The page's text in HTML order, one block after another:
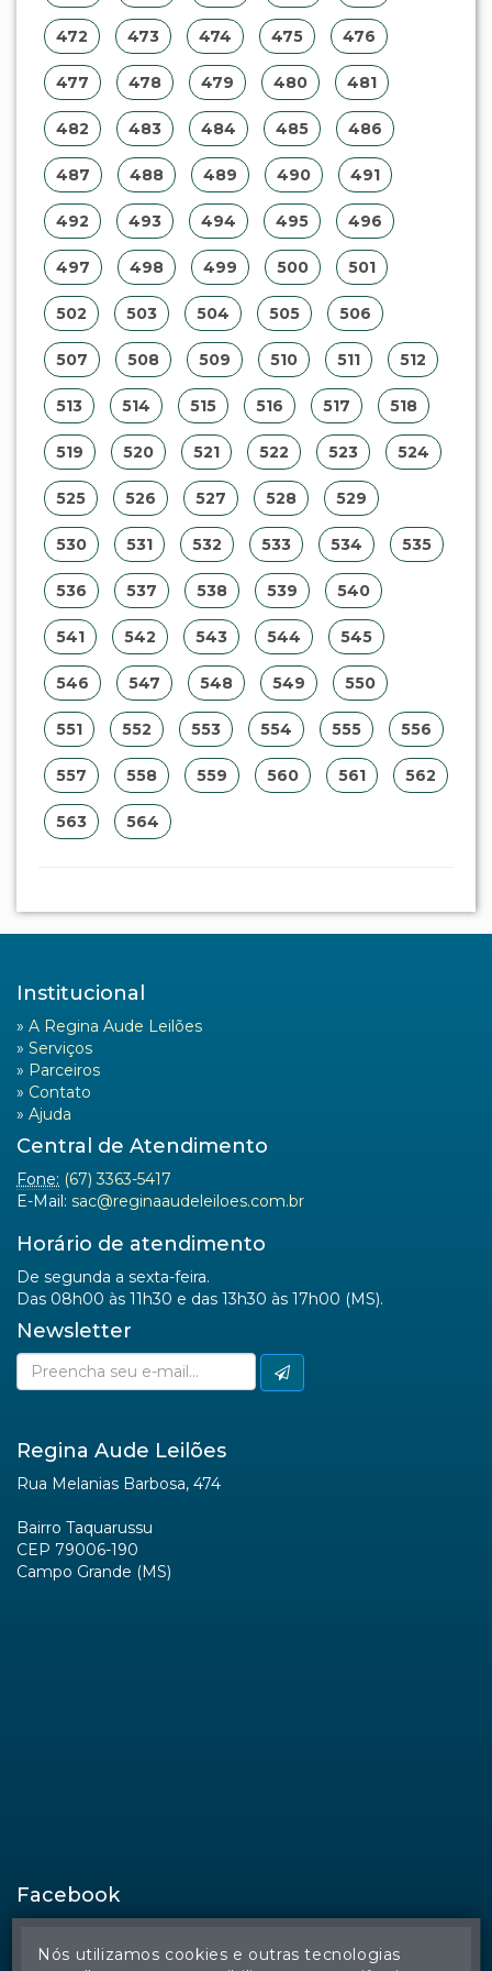
472 473 474 475 476
477 478 479 480 481
482 483 484 485 486
487 488 489 490 491
492 493 494 495 496
497 498 499 500 501
502 503 504 505 506
507 508 509 510 511 512
513 514 515 516 517 518
519 520 521 522 523 524
525 526 527 528 529
530 531 532 533 534 535
536 537 538 539 540
541 542 543 544 545
546 547 548 549 550
551 552 553 554 555 556
557 558 559 560 561 562
563 564
Institucional
» A Regina Aude Leilões
» Serviços
» Parceiros
» Contato
» Ajuda
Central de Atendimento
Fone: (67) 3363-5417
E-Mail: sac@reginaaudeleiloes.com.br
Horário de atendimento
De segunda a sexta-feira.
Das 08h00 às 11h30 e das 13h30 às 17h00 (MS).
Newsletter
Regina Aude Leilões
Rua Melanias Barbosa, 474
Bairro Taquarussu
CEP 79006-190
Campo Grande (MS)
Facebook
Nós utilizamos cookies e outras tecnologias